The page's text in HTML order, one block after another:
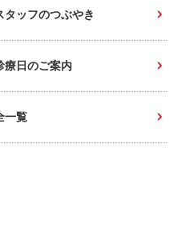
タッフのつぶやき
療日のご案内
一覧